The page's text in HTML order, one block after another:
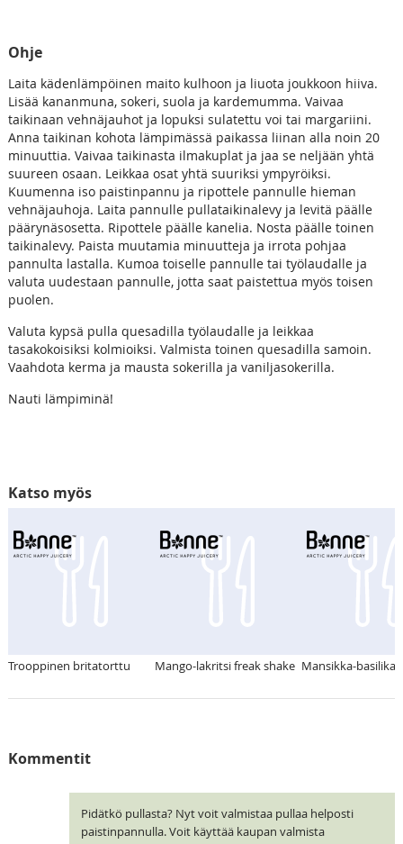
Ohje
Laita kädenlämpöinen maito kulhoon ja liuota joukkoon hiiva.
Lisää kananmuna, sokeri, suola ja kardemumma. Vaivaa
taikinaan vehnäjauhot ja lopuksi sulatettu voi tai margariini.
Anna taikinan kohota lämpimässä paikassa liinan alla noin 20
minuuttia. Vaivaa taikinasta ilmakuplat ja jaa se neljään yhtä
suureen osaan. Leikkaa osat yhtä suuriksi ympyröiksi.
Kuumenna iso paistinpannu ja ripottele pannulle hieman
vehnäjauhoja. Laita pannulle pullataikinalevy ja levitä päälle
päärynäsosetta. Ripottele päälle kanelia. Nosta päälle toinen
taikinalevy. Paista muutamia minuutteja ja irrota pohjaa
pannulta lastalla. Kumoa toiselle pannulle tai työlaudalle ja
valuta uudestaan pannulle, jotta saat paistettua myös toisen
puolen.
Valuta kypsä pulla quesadilla työlaudalle ja leikkaa
tasakokoisiksi kolmioiksi. Valmista toinen quesadilla samoin.
Vaahdota kerma ja mausta sokerilla ja vaniljasokerilla.
Nauti lämpiminä!
Katso myös
Trooppinen britatorttu Mango-lakritsi freak shake Mansikka-
Kommentit
Pidätkö pullasta? Nyt voit valmistaa pullaa helposti
paistinpannulla. Voit käyttää kaupan valmista